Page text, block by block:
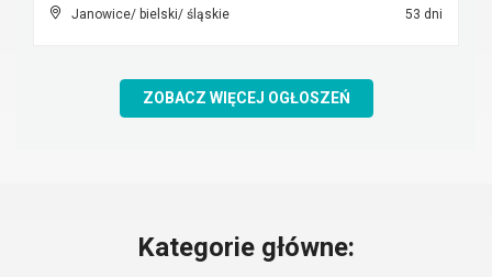
Janowice/ bielski/ śląskie 53 dni
ZOBACZ WIĘCEJ OGŁOSZEŃ
Kategorie główne: